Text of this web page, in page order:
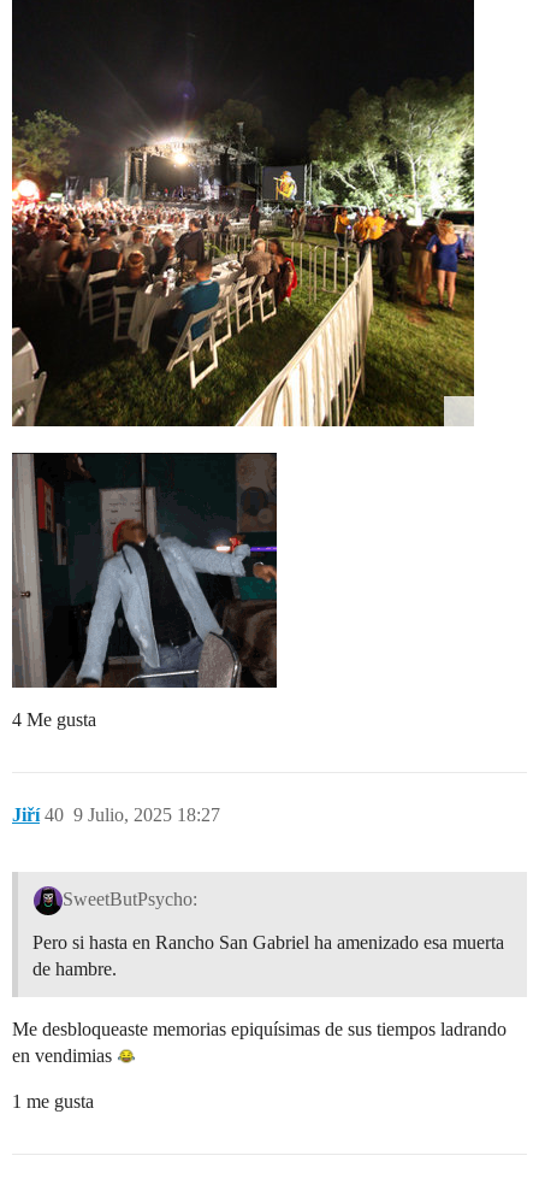
4 Me gusta
Jiří 9 Julio, 2025 18:27
40
SweetButPsycho:
Pero si hasta en Rancho San Gabriel ha amenizado esa muerta
de hambre.
Me desbloqueaste memorias epiquísimas de sus tiempos ladrando
en vendimias
1 me gusta